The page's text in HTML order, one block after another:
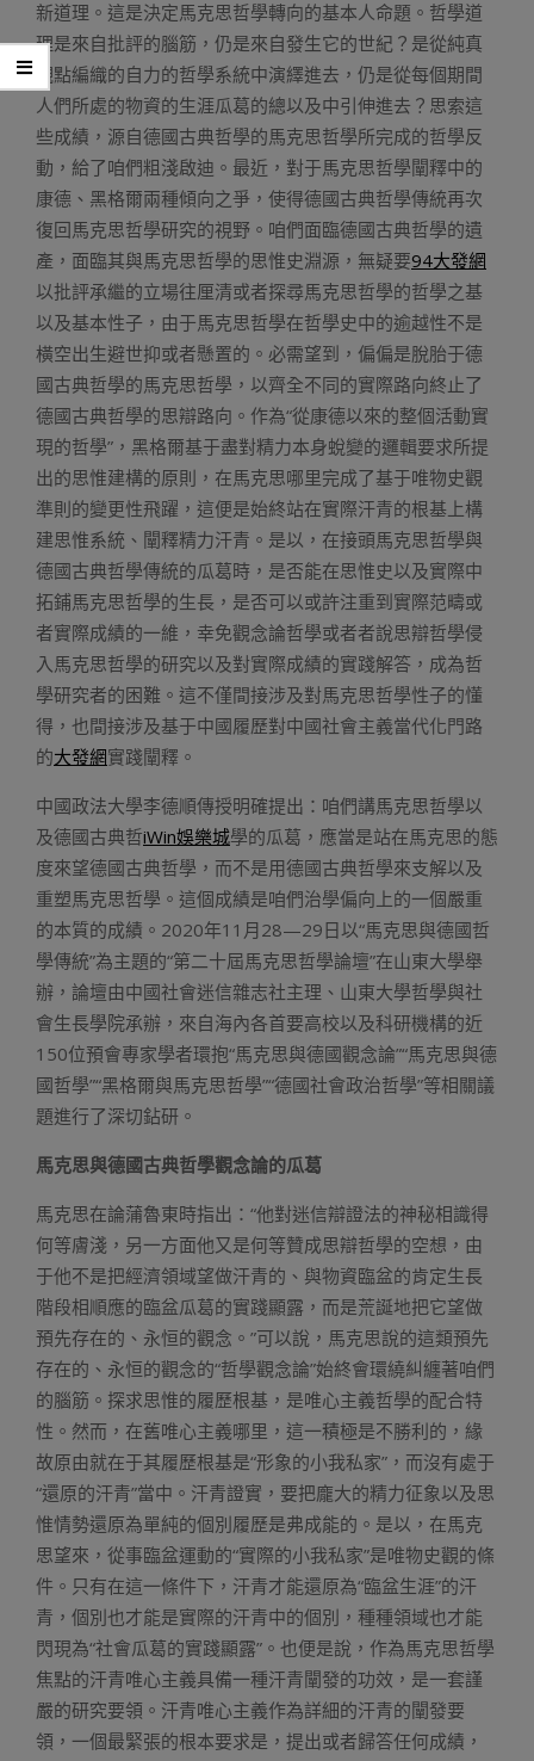
新道理。這是決定馬克思哲學轉向的基本人命題。哲學道
理是來自批評的腦筋，仍是來自發生它的世紀？是從純真
觀點編織的自力的哲學系統中演繹進去，仍是從每個期間
人們所處的物資的生涯瓜葛的總以及中引伸進去？思索這
些成績，源自德國古典哲學的馬克思哲學所完成的哲學反
動，給了咱們粗淺啟迪。最近，對于馬克思哲學闡釋中的
康德、黑格爾兩種傾向之爭，使得德國古典哲學傳統再次
復回馬克思哲學研究的視野。咱們面臨德國古典哲學的遺
產，面臨其與馬克思哲學的思惟史淵源，無疑要94大發網
以批評承繼的立場往厘清或者探尋馬克思哲學的哲學之基
以及基本性子，由于馬克思哲學在哲學史中的逾越性不是
橫空出生避世抑或者懸置的。必需望到，偏偏是脫胎于德
國古典哲學的馬克思哲學，以齊全不同的實際路向終止了
德國古典哲學的思辯路向。作為“從康德以來的整個活動實
現的哲學”，黑格爾基于盡對精力本身蛻變的邏輯要求所提
出的思惟建構的原則，在馬克思哪里完成了基于唯物史觀
準則的變更性飛躍，這便是始終站在實際汗青的根基上構
建思惟系統、闡釋精力汗青。是以，在接頭馬克思哲學與
德國古典哲學傳統的瓜葛時，是否能在思惟史以及實際中
拓鋪馬克思哲學的生長，是否可以或許注重到實際范疇或
者實際成績的一維，幸免觀念論哲學或者者說思辯哲學侵
入馬克思哲學的研究以及對實際成績的實踐解答，成為哲
學研究者的困難。這不僅間接涉及對馬克思哲學性子的懂
得，也間接涉及基于中國履歷對中國社會主義當代化門路
的大發網實踐闡釋。
中國政法大學李德順傳授明確提出：咱們講馬克思哲學以
及德國古典哲iWin娛樂城學的瓜葛，應當是站在馬克思的態
度來望德國古典哲學，而不是用德國古典哲學來支解以及
重塑馬克思哲學。這個成績是咱們治學偏向上的一個嚴重
的本質的成績。2020年11月28—29日以“馬克思與德國哲
學傳統”為主題的“第二十屆馬克思哲學論壇”在山東大學舉
辦，論壇由中國社會迷信雜志社主理、山東大學哲學與社
會生長學院承辦，來自海內各首要高校以及科研機構的近
150位預會專家學者環抱“馬克思與德國觀念論”“馬克思與德
國哲學”“黑格爾與馬克思哲學”“德國社會政治哲學”等相關議
題進行了深切鉆研。
馬克思與德國古典哲學觀念論的瓜葛
馬克思在論蒲魯東時指出：“他對迷信辯證法的神秘相識得
何等膚淺，另一方面他又是何等贊成思辯哲學的空想，由
于他不是把經濟領域望做汗青的、與物資臨盆的肯定生長
階段相順應的臨盆瓜葛的實踐顯露，而是荒誕地把它望做
預先存在的、永恒的觀念。”可以說，馬克思說的這類預先
存在的、永恒的觀念的“哲學觀念論”始終會環繞糾纏著咱們
的腦筋。探求思惟的履歷根基，是唯心主義哲學的配合特
性。然而，在舊唯心主義哪里，這一積極是不勝利的，緣
故原由就在于其履歷根基是“形象的小我私家”，而沒有處于
“還原的汗青”當中。汗青證實，要把龐大的精力征象以及思
惟情勢還原為單純的個別履歷是弗成能的。是以，在馬克
思望來，從事臨盆運動的“實際的小我私家”是唯物史觀的條
件。只有在這一條件下，汗青才能還原為“臨盆生涯”的汗
青，個別也才能是實際的汗青中的個別，種種領域也才能
閃現為“社會瓜葛的實踐顯露”。也便是說，作為馬克思哲學
焦點的汗青唯心主義具備一種汗青闡發的功效，是一套謹
嚴的研究要領。汗青唯心主義作為詳細的汗青的闡發要
領，一個最緊張的根本要求是，提出或者歸答任何成績，